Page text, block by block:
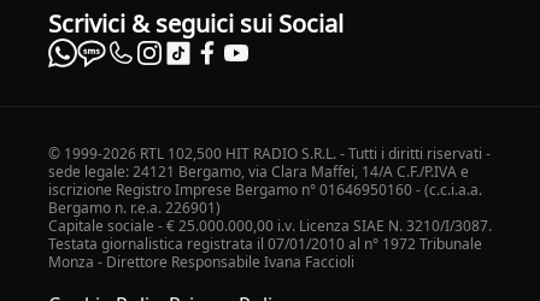
Scrivici & seguici sui Social
© 1999-2026 RTL 102,500 HIT RADIO S.R.L. - Tutti i diritti riservati -
sede legale: 24121 Bergamo, via Clara Maffei, 14/A C.F./P.IVA e
iscrizione Registro Imprese Bergamo n° 01646950160 - (c.c.i.a.a.
Bergamo n. r.e.a. 226901)
Capitale sociale - € 25.000.000,00 i.v. Licenza SIAE N. 3210/I/3087.
Testata giornalistica registrata il 07/01/2010 al n° 1972 Tribunale
Monza - Direttore Responsabile Ivana Faccioli